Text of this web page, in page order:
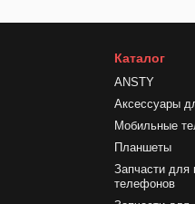
Каталог
ANSTY
Аксессуары
Мобильные
Планшеты
Запчасти для
телефонов